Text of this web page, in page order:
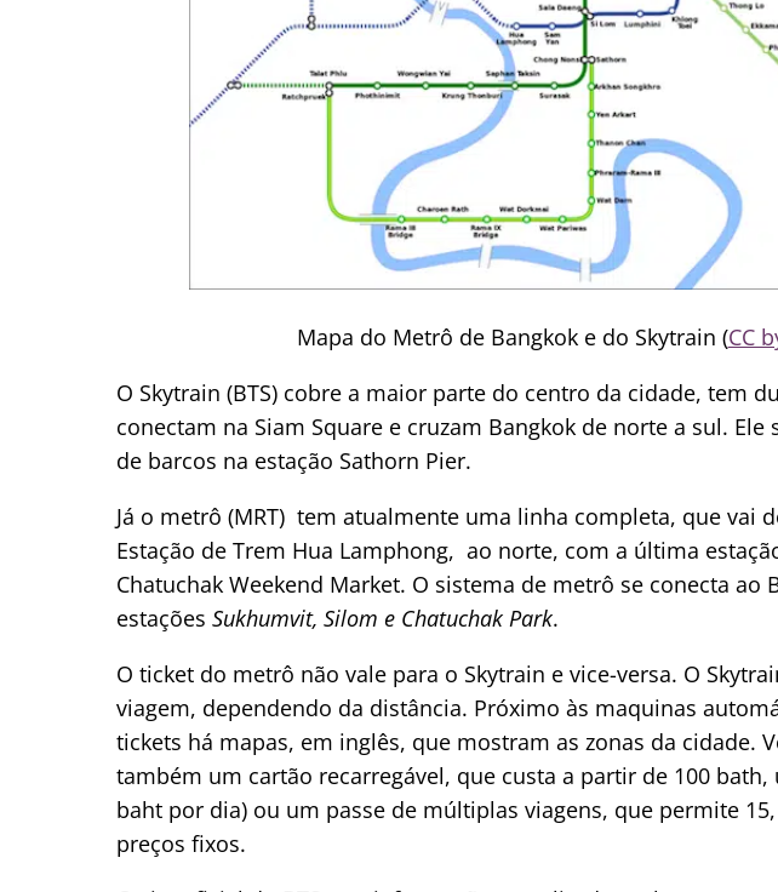
Mapa do Metrô de Bangkok e do Skytrain (CC
O Skytrain (BTS) cobre a maior parte do centro da cidade, tem
conectam na Siam Square e cruzam Bangkok de norte a sul.
de barcos na estação Sathorn Pier.
Já o metrô (MRT) tem atualmente uma linha completa, que vai
Estação de Trem Hua Lamphong, ao norte, com a última
Chatuchak Weekend Market. O sistema de metrô se conecta ao
estações Sukhumvit, Silom e Chatuchak Park.
O ticket do metrô não vale para o Skytrain e vice-versa. O
viagem, dependendo da distância. Próximo às maquinas
tickets há mapas, em inglês, que mostram as zonas da cidade.
também um cartão recarregável, que custa a partir de 100
baht por dia) ou um passe de múltiplas viagens, que permite
preços fixos.